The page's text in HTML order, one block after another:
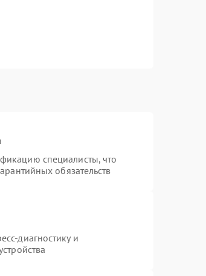
специалисты, что
обязательств
диагностику и